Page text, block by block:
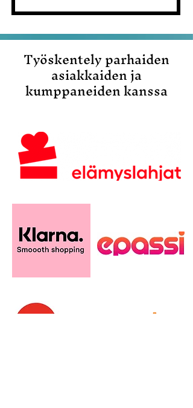
Työskentely parhaiden
asiakkaiden ja
kumppaneiden kanssa